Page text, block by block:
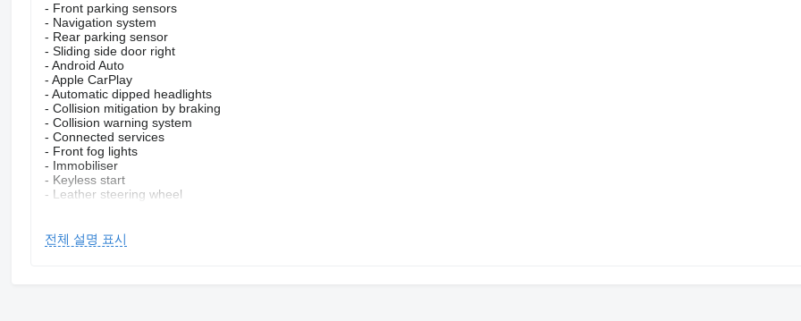
- Front parking sensors
- Navigation system
- Rear parking sensor
- Sliding side door right
- Android Auto
- Apple CarPlay
- Automatic dipped headlights
- Collision mitigation by braking
- Collision warning system
- Connected services
- Front fog lights
- Immobiliser
- Keyless start
- Leather steering wheel
- Remote central locking
- Voice control
전체 설명 표시